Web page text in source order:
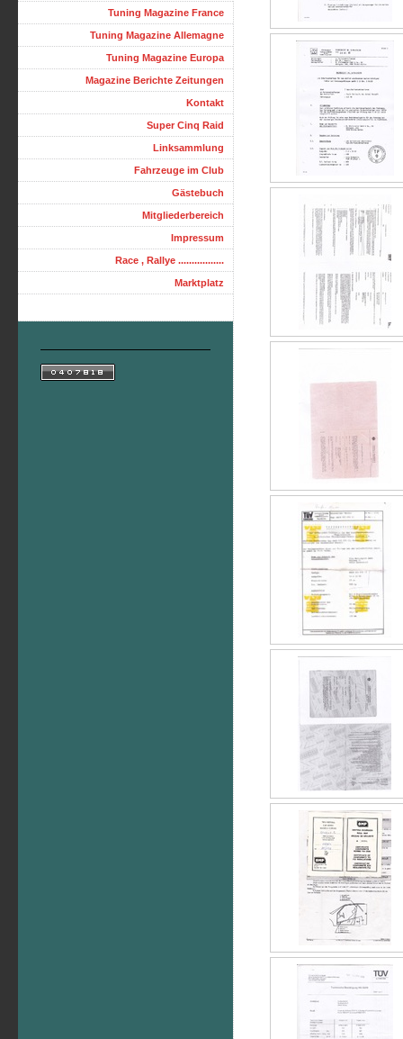
Tuning Magazine France
Tuning Magazine Allemagne
Tuning Magazine Europa
Magazine Berichte Zeitungen
Kontakt
Super Cinq Raid
Linksammlung
Fahrzeuge im Club
Gästebuch
Mitgliederbereich
Impressum
Race , Rallye .................
Marktplatz